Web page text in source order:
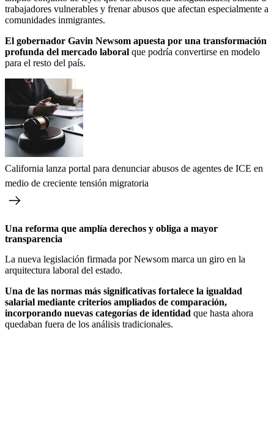
trabajadores vulnerables y frenar abusos que afectan especialmente a
comunidades inmigrantes.
El gobernador Gavin Newsom apuesta por una transformación
profunda del mercado laboral que podría convertirse en modelo
para el resto del país.
California lanza portal para denunciar abusos de agentes de ICE en
medio de creciente tensión migratoria
Una reforma que amplía derechos y obliga a mayor
transparencia
La nueva legislación firmada por Newsom marca un giro en la
arquitectura laboral del estado.
Una de las normas más significativas fortalece la igualdad
salarial mediante criterios ampliados de comparación,
incorporando nuevas categorías de identidad que hasta ahora
quedaban fuera de los análisis tradicionales.